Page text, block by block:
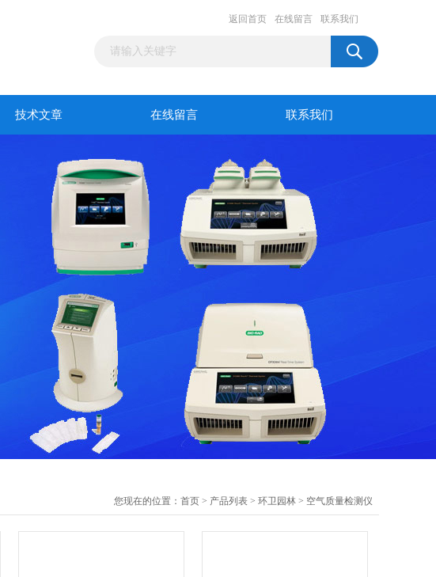
返回首页 在线留言 联系我们
技术文章 在线留言 联系我们
您现在的位置： 首页 > 产品列表 > 环卫园林 > 空气质量检测仪